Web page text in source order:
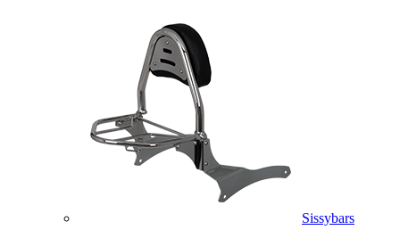
Sissybars